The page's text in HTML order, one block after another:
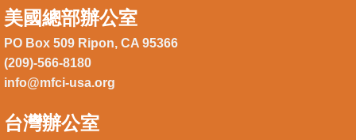
美國總部辦公室
PO Box 509 Ripon, CA 95366
(209)-566-8180
info@mfci-usa.org
台灣辦公室